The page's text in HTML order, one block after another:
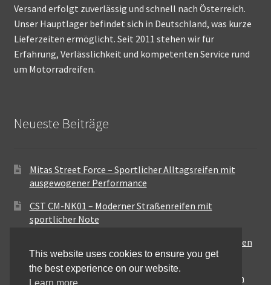
Versand erfolgt zuverlässig und schnell nach Österreich.
Unser Hauptlager befindet sich in Deutschland, was kurze
Lieferzeiten ermöglicht. Seit 2011 stehen wir für
Erfahrung, Verlässlichkeit und kompetenten Service rund
um Motorradreifen.
Neueste Beiträge
Mitas Street Force – Sportlicher Alltagsreifen mit
ausgewogener Performance
CST CM-NK01 – Moderner Straßenreifen mit
sportlicher Note
Maxxis MA-ST3 – Ausgewogener Sport-Touring-Reifen
für vielseitige Einsätze
Pirelli City Demon – Zuverlässigkeit für den urbanen
This website uses cookies to ensure you get
the best experience on our website.
Learn more